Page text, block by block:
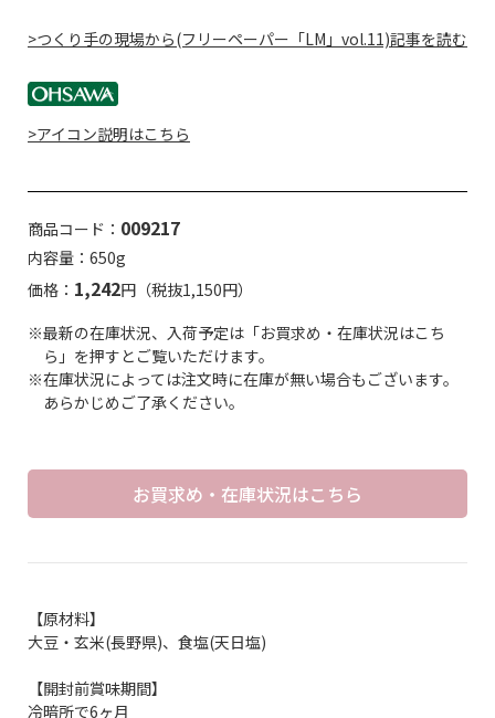
>つくり手の現場から(フリーペーパー「LM」vol.11)記事を読む
>アイコン説明はこちら
商品コード： 009217
内容量：650g
価格： 1,242円（税抜1,150円）
※最新の在庫状況、入荷予定は「お買求め・在庫状況はこち
ら」を押すとご覧いただけます。
※在庫状況によっては注文時に在庫が無い場合もございます。
あらかじめご了承ください。
お買求め・在庫状況はこちら
【原材料】
大豆・玄米(長野県)、食塩(天日塩)
【開封前賞味期間】
冷暗所で6ヶ月